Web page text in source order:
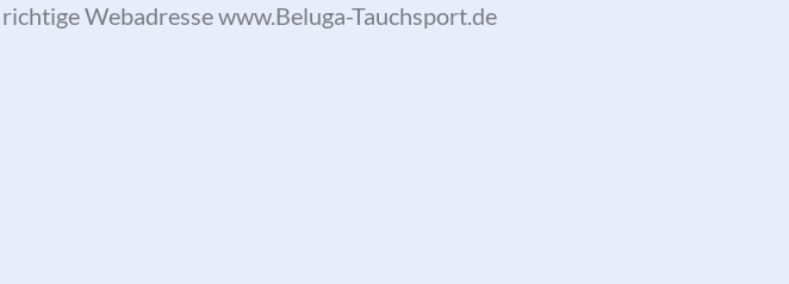
Webadresse www.Beluga-Tauchsport.de